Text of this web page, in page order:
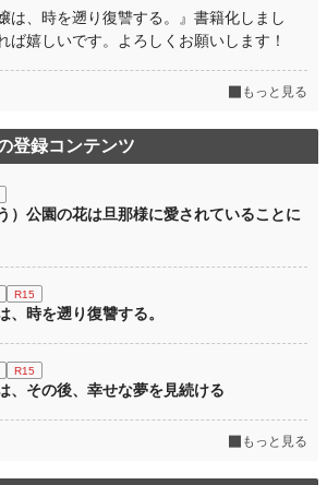
は、時を遡り復讐する。』書籍化しまし
ば嬉しいです。よろしくお願いします！
もっと見る
登録コンテンツ
）公園の花は旦那様に愛されていることに
R15
、時を遡り復讐する。
R15
、その後、幸せな夢を見続ける
もっと見る